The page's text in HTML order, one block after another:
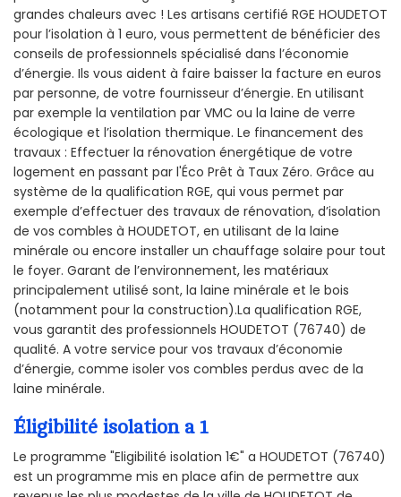
grandes chaleurs avec ! Les artisans certifié RGE HOUDETOT
pour l’isolation à 1 euro, vous permettent de bénéficier des
conseils de professionnels spécialisé dans l’économie
d’énergie. Ils vous aident à faire baisser la facture en euros
par personne, de votre fournisseur d’énergie. En utilisant
par exemple la ventilation par VMC ou la laine de verre
écologique et l’isolation thermique. Le financement des
travaux : Effectuer la rénovation énergétique de votre
logement en passant par l'Éco Prêt à Taux Zéro. Grâce au
système de la qualification RGE, qui vous permet par
exemple d’effectuer des travaux de rénovation, d’isolation
de vos combles à HOUDETOT, en utilisant de la laine
minérale ou encore installer un chauffage solaire pour tout
le foyer. Garant de l’environnement, les matériaux
principalement utilisé sont, la laine minérale et le bois
(notamment pour la construction).La qualification RGE,
vous garantit des professionnels HOUDETOT (76740) de
qualité. A votre service pour vos travaux d’économie
d’énergie, comme isoler vos combles perdus avec de la
laine minérale.
Éligibilité isolation a 1
Le programme "Eligibilité isolation 1€" a HOUDETOT (76740)
est un programme mis en place afin de permettre aux